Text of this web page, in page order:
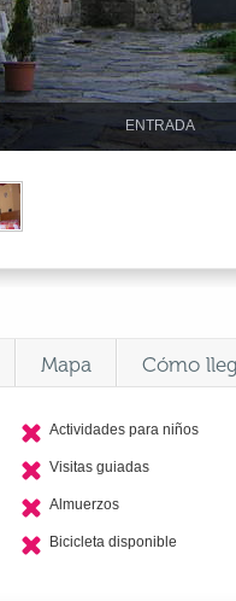
ENTRADA
Mapa Cómo
Actividades para niños
Visitas guiadas
Almuerzos
Bicicleta disponible